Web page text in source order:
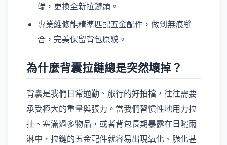
端，更換全新拉鏈頭。
專業維修能精準匹配五金配件，做到無痕縫
合，完美保留背包原貌。
為什麼背囊拉鏈總是突然壞掉？
背囊是我們日常通勤、旅行的好拍檔，往往需要
承受極大的重量與張力。當我們習慣性地用力拉
扯、塞滿過多物品，或者背包長期暴露在日曬雨
淋中，拉鏈的五金配件就容易出現氧化、脆化甚